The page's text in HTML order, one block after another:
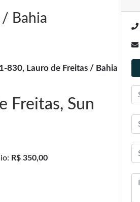
/ Bahia
830, Lauro de Freitas / Bahia
Freitas, Sun
R$ 350,00